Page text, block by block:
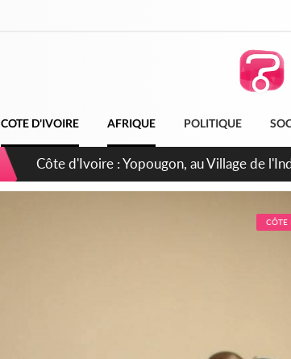
COTE D'IVOIRE AFRIQUE POLITIQUE
Côte d'Ivoire : CHU de Treichville, après
direction sur les arriérés du SMIG 2023
CÔTE